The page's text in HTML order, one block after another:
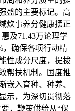
盛的主要标记。高
炊事养分健康摆正
及71.43万论理学
，确保各项行动精
性成分尺度，提拔
帮扶机制。国度推
嵌入育种、种养、
示，为深切贯彻落
，鞭策供给从“保